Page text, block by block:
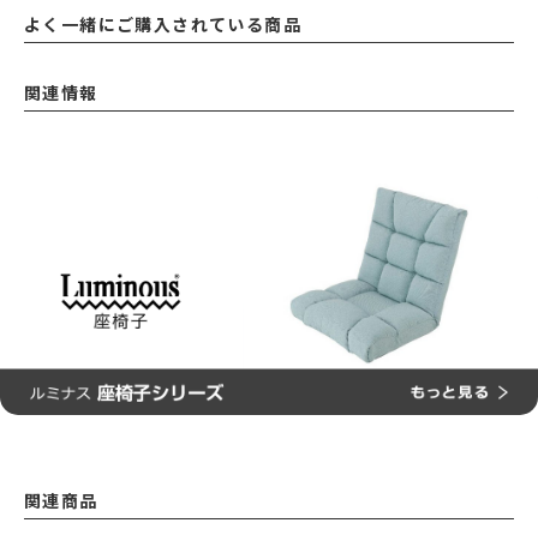
よく一緒にご購入されている商品
関連情報
関連商品